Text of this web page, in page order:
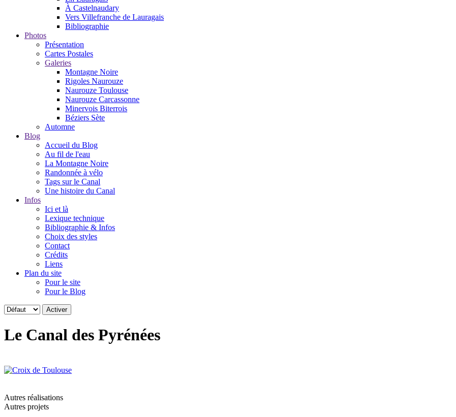
À Castelnaudary
Vers Villefranche de Lauragais
Bibliographie
Photos
Présentation
Cartes Postales
Galeries
Montagne Noire
Rigoles Naurouze
Naurouze Toulouse
Naurouze Carcassonne
Minervois Biterrois
Béziers Sète
Automne
Blog
Accueil du Blog
Au fil de l'eau
La Montagne Noire
Randonnée à vélo
Tags sur le Canal
Une histoire du Canal
Infos
Ici et là
Lexique technique
Bibliographie & Infos
Choix des styles
Contact
Crédits
Liens
Plan du site
Pour le site
Pour le Blog
Le Canal des Pyrénées
Autres réalisations
Autres projets